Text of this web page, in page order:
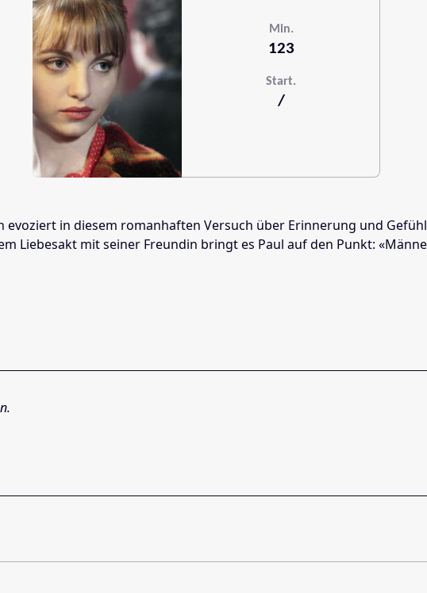
Min.
123
Start.
/
evoziert in diesem romanhaften Versuch über Erinnerung und
mit seiner Freundin bringt es Paul auf den Punkt: